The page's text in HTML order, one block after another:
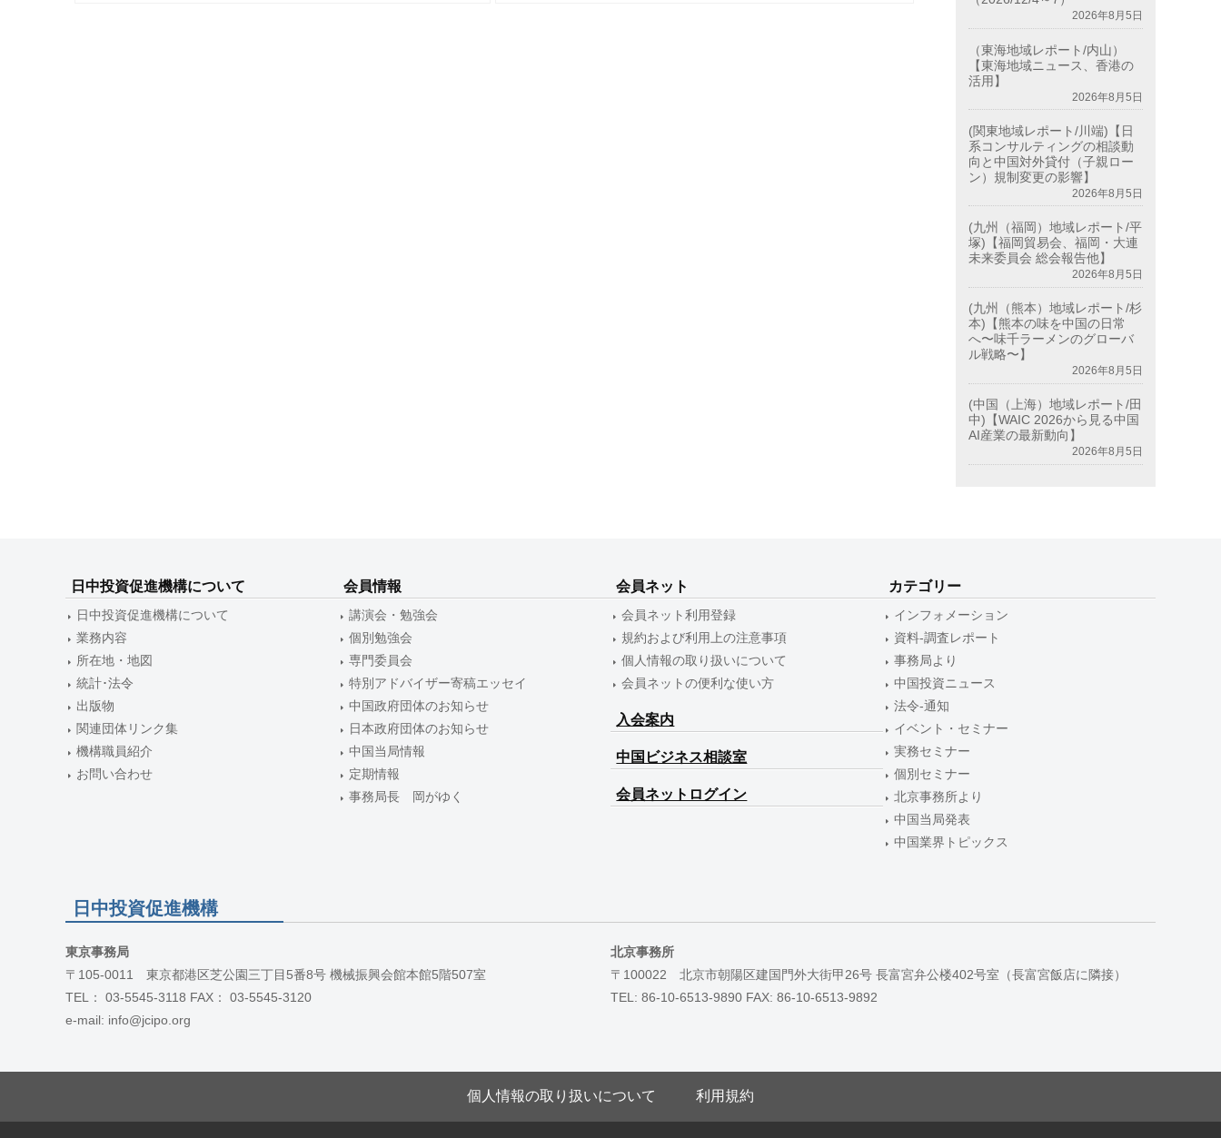
2026年8月5日
（東海地域レポート/内山）
【東海地域ニュース、香港の
活用】
2026年8月5日
(関東地域レポート/川端)【日
系コンサルティングの相談動
向と中国対外貸付（子親ロー
ン）規制変更の影響】
2026年8月5日
(九州（福岡）地域レポート/平
塚)【福岡貿易会、福岡・大連
未来委員会 総会報告他】
2026年8月5日
(九州（熊本）地域レポート/杉
本)【熊本の味を中国の日常
へ〜味千ラーメンのグローバ
ル戦略〜】
2026年8月5日
(中国（上海）地域レポート/田
中)【WAIC 2026から見る中国
AI産業の最新動向】
2026年8月5日
日中投資促進機構について
日中投資促進機構について
業務内容
所在地・地図
統計･法令
出版物
関連団体リンク集
機構職員紹介
お問い合わせ
会員情報
講演会・勉強会
個別勉強会
専門委員会
特別アドバイザー寄稿エッセイ
中国政府団体のお知らせ
日本政府団体のお知らせ
中国当局情報
定期情報
事務局長 岡がゆく
会員ネット
会員ネット利用登録
規約および利用上の注意事項
個人情報の取り扱いについて
会員ネットの便利な使い方
入会案内
中国ビジネス相談室
会員ネットログイン
カテゴリー
インフォメーション
資料-調査レポート
事務局より
中国投資ニュース
法令-通知
イベント・セミナー
実務セミナー
個別セミナー
北京事務所より
中国当局発表
中国業界トピックス
日中投資促進機構
東京事務局
〒105-0011 東京都港区芝公園三丁目5番8号 機械振興会館本館5階507室
TEL： 03-5545-3118 FAX： 03-5545-3120
e-mail: info@jcipo.org
北京事務所
〒100022 北京市朝陽区建国門外大街甲26号 長富宮弁公楼402号室（長富宮飯店に隣接）
TEL: 86-10-6513-9890 FAX: 86-10-6513-9892
個人情報の取り扱いについて 利用規約